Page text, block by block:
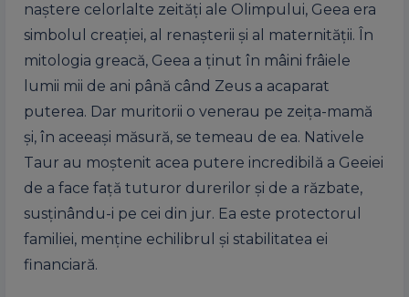
naştere celorlalte zeităţi ale Olimpului, Geea era
simbolul creaţiei, al renaşterii şi al maternităţii. În
mitologia greacă, Geea a ţinut în mâini frâiele
lumii mii de ani până când Zeus a acaparat
puterea. Dar muritorii o venerau pe zeiţa-mamă
şi, în aceeaşi măsură, se temeau de ea. Nativele
Taur au moştenit acea putere incredibilă a Geeiei
de a face faţă tuturor durerilor şi de a răzbate,
susţinându-i pe cei din jur. Ea este protectorul
familiei, menţine echilibrul şi stabilitatea ei
financiară.